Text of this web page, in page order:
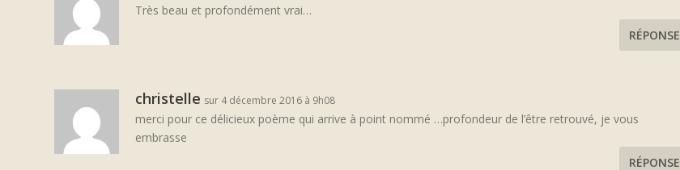
Très beau et profondément vrai…
RÉPONSE
christelle sur 4 décembre 2016 à 9h08
merci pour ce délicieux poème qui arrive à point nommé …profondeur de l’être retrouvé, je vous
embrasse
RÉPONSE